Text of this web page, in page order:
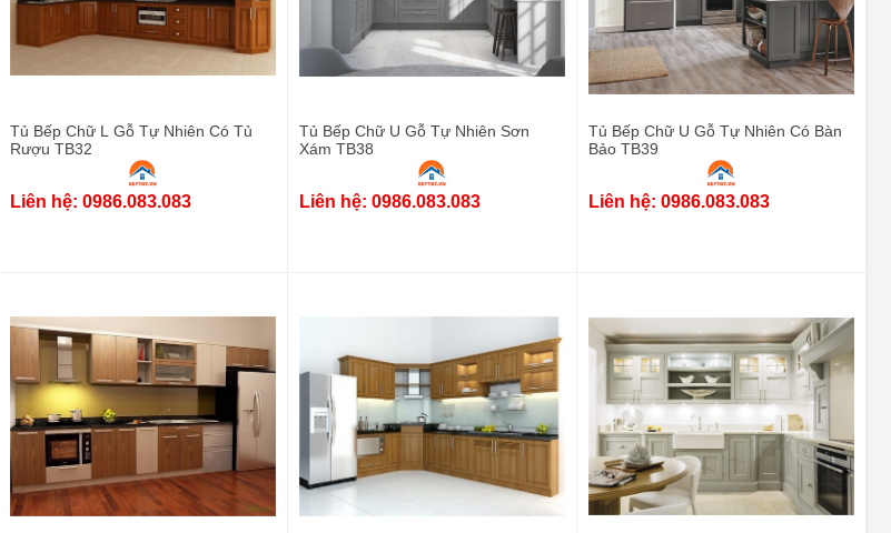
Tủ Bếp Chữ L Gỗ Tự Nhiên Có Tủ
Rượu TB32
Liên hệ: 0986.083.083
Tủ Bếp Chữ U Gỗ Tự Nhiên Sơn
Xám TB38
Liên hệ: 0986.083.083
Tủ Bếp Chữ U Gỗ Tự Nhiên Có Bàn
Bảo TB39
Liên hệ: 0986.083.083